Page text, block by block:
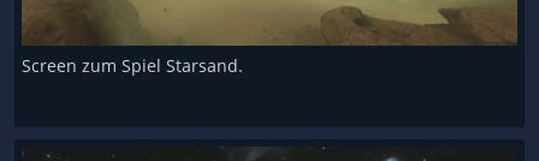
Screen zum Spiel Starsand.